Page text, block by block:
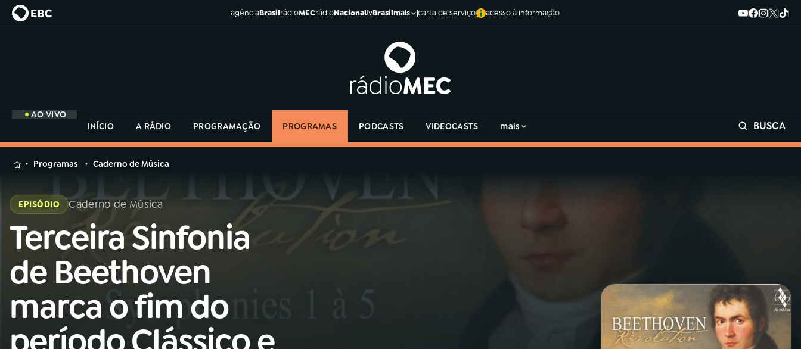
agênciaBrasilrádioMECrádioNacionaltvBrasilmais carta de serviço acesso à informação
AO VIVO
INÍCIO
A RÁDIO PROGRAMAÇÃO PROGRAMAS PODCASTS VIDEOCASTS mais BUSCA
MENU
Buscar
na
Rádio
MEC
Início
01INÍCIO
02A RÁDIO
na
Rádio
Programas Caderno de Música
EPISÓDIO Caderno de Música
Terceira Sinfonia
de Beethoven
marca o fim do